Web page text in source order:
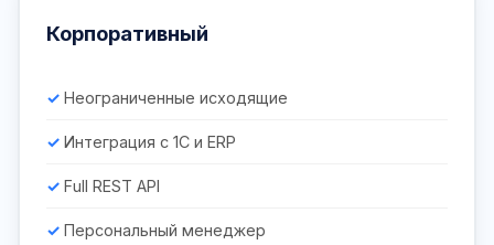
Корпоративный
Неограниченные исходящие
Интеграция с 1С и ERP
Full REST API
Персональный менеджер